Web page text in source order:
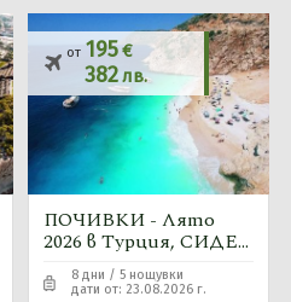
от 195€
382лв.
ПОЧИВКИ - Лято
2026 в Турция, СИДЕ -
5 нощувки автобусна
програма от София,
8 дни / 5 нощувки
дати от: 23.08.2026 г.